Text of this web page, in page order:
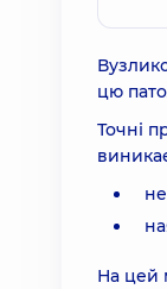
цю
Точні
На цей